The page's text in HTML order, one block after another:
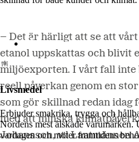
Lantmännen Biorefineries
Livsmedel
Erbjuder smakrika, trygga och
Nordens mest älskade
vardagen och möter framtidens
– Det är härligt att se att
etanol uppskattas och blivit
miljöexporten. I vårt fall inte
reell påverkan genom en
som gör skillnad redan idag
med att minska
Johansson, vd Lantmännen